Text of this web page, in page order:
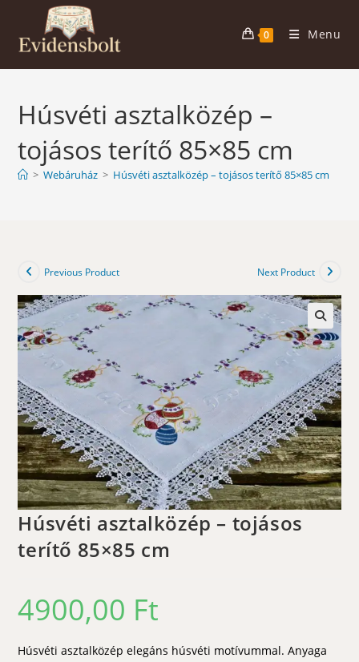
content
0 Menu
Húsvéti asztalközép –
tojásos terítő 85×85 cm
> Webáruház > Húsvéti asztalközép – tojásos terítő 85×85 cm
Previous Product Next Product
🔍
Húsvéti asztalközép – tojásos
terítő 85×85 cm
4900,00 Ft
Húsvéti asztalközép elegáns húsvéti motívummal. Anyaga